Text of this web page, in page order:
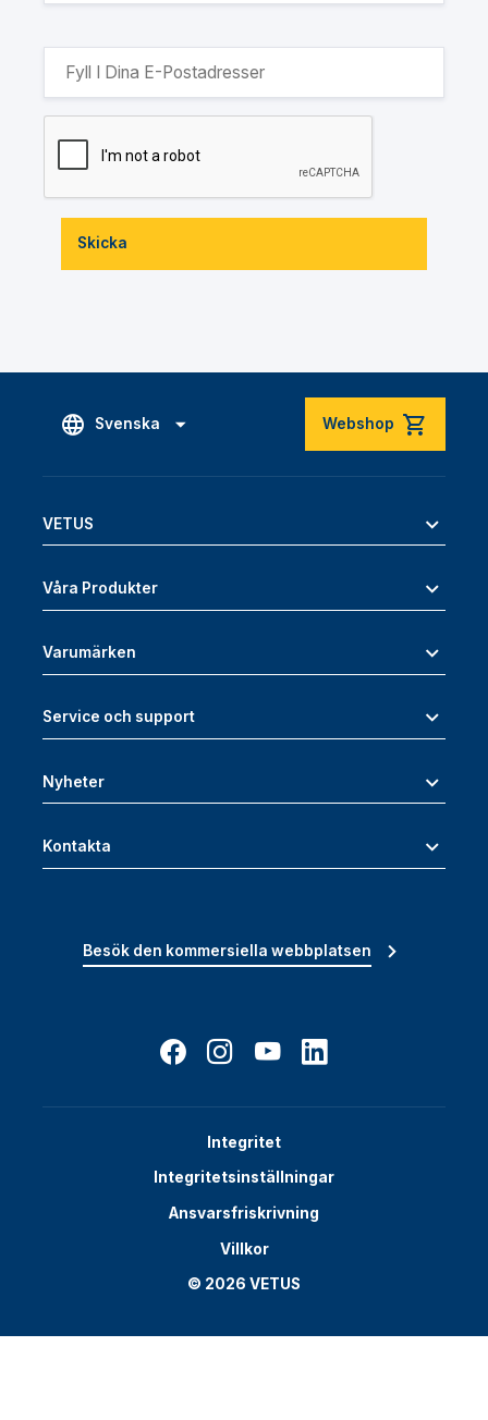
Skicka
Svenska Webshop
VETUS
Våra Produkter
Varumärken
Service och support
Nyheter
Kontakta
Besök den kommersiella webbplatsen
Integritet
Integritetsinställningar
Ansvarsfriskrivning
Villkor
© 2026 VETUS